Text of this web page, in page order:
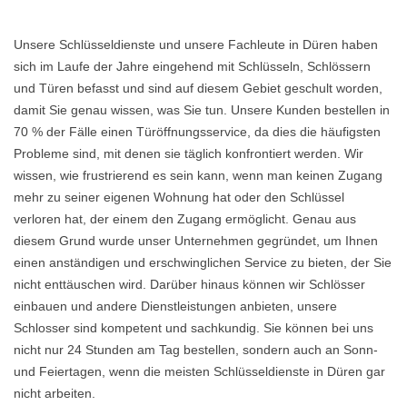
Unsere Schlüsseldienste und unsere Fachleute in Düren haben
sich im Laufe der Jahre eingehend mit Schlüsseln, Schlössern
und Türen befasst und sind auf diesem Gebiet geschult worden,
damit Sie genau wissen, was Sie tun. Unsere Kunden bestellen in
70 % der Fälle einen Türöffnungsservice, da dies die häufigsten
Probleme sind, mit denen sie täglich konfrontiert werden. Wir
wissen, wie frustrierend es sein kann, wenn man keinen Zugang
mehr zu seiner eigenen Wohnung hat oder den Schlüssel
verloren hat, der einem den Zugang ermöglicht. Genau aus
diesem Grund wurde unser Unternehmen gegründet, um Ihnen
einen anständigen und erschwinglichen Service zu bieten, der Sie
nicht enttäuschen wird. Darüber hinaus können wir Schlösser
einbauen und andere Dienstleistungen anbieten, unsere
Schlosser sind kompetent und sachkundig. Sie können bei uns
nicht nur 24 Stunden am Tag bestellen, sondern auch an Sonn-
und Feiertagen, wenn die meisten Schlüsseldienste in Düren gar
nicht arbeiten.